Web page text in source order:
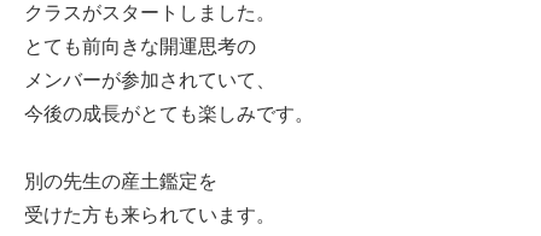
クラスがスタートしました。
とても前向きな開運思考の
メンバーが参加されていて、
今後の成長がとても楽しみです。
別の先生の産土鑑定を
受けた方も来られています。